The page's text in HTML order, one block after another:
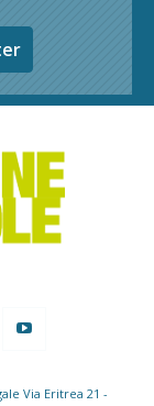
Via Eritrea 21 -